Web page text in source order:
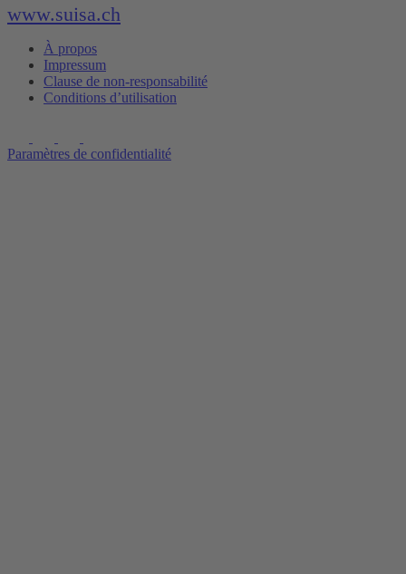
www.suisa.ch
À propos
Impressum
Clause de non-responsabilité
Conditions d’utilisation
Paramètres de confidentialité